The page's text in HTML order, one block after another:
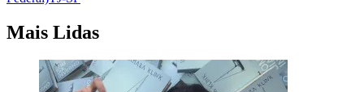
Mais Lidas